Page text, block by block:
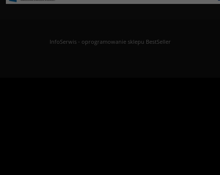
InfoSerwis- oprogramowanie sklepu BestSeller